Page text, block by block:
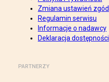
Zmiana ustawień zgód
Regulamin serwisu
Informacje o nadawcy
Deklaracja dostępności
PARTNERZY